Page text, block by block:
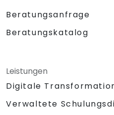
Beratungsanfrage
Beratungskatalog
Leistungen
Digitale
Verwaltete